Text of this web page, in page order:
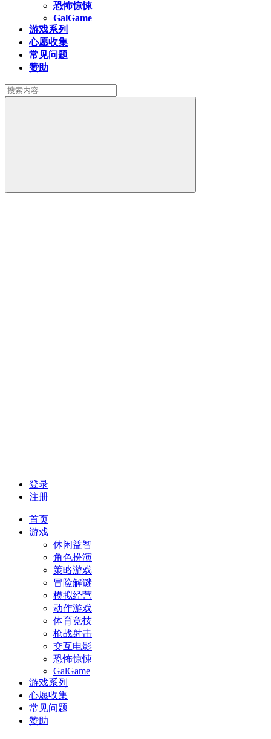
恐怖惊悚
GalGame
游戏系列
心愿收集
常见问题
赞助
登录
注册
首页
游戏
休闲益智
角色扮演
策略游戏
冒险解谜
模拟经营
动作游戏
体育竞技
枪战射击
交互电影
恐怖惊悚
GalGame
游戏系列
心愿收集
常见问题
赞助